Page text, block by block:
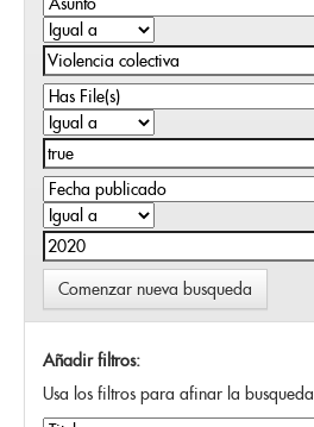
Comenzar nueva busqueda
Añadir filtros:
Usa los filtros para afinar la busqueda.